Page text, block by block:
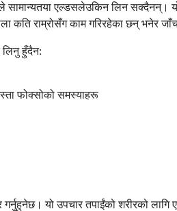
एल्डसलेउकिन लिन सक्दैनन्।
कति राम्रोसँग काम गरिरहेका छन् भनेर
हुँदैन:
फोक्सोको समस्याहरू
यो उपचार तपाईंको शरीरको